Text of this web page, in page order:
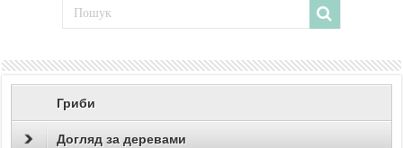
Гриби
Догляд за деревами